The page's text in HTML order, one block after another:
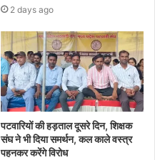
2 days ago
पटवारियों की हड़ताल दूसरे दिन, शिक्षक
संघ ने भी दिया समर्थन, कल काले वस्त्र
पहनकर करेंगे विरोध